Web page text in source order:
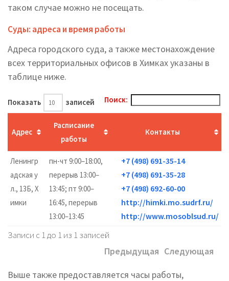
таком случае можно не посещать.
Суды: адреса и время работы
Адреса городского суда, а также местонахождение
всех территориальных офисов в Химках указаны в
таблице ниже.
Показать записей Поиск:
Адрес
Расписание
работы
Контакты
Ленингр
адская у
л., 13Б, Х
имки
пн-чт 9:00–18:00,
перерыв 13:00–
13:45; пт 9:00–
16:45, перерыв
13:00–13:45
+7 (498) 691-35-14
+7 (498) 691-35-28
+7 (498) 692-60-00
http://himki.mo.sudrf.ru/
http://www.mosoblsud.ru/
Записи с 1 до 1 из 1 записей
Предыдущая Следующая
Выше также предоставляется часы работы,